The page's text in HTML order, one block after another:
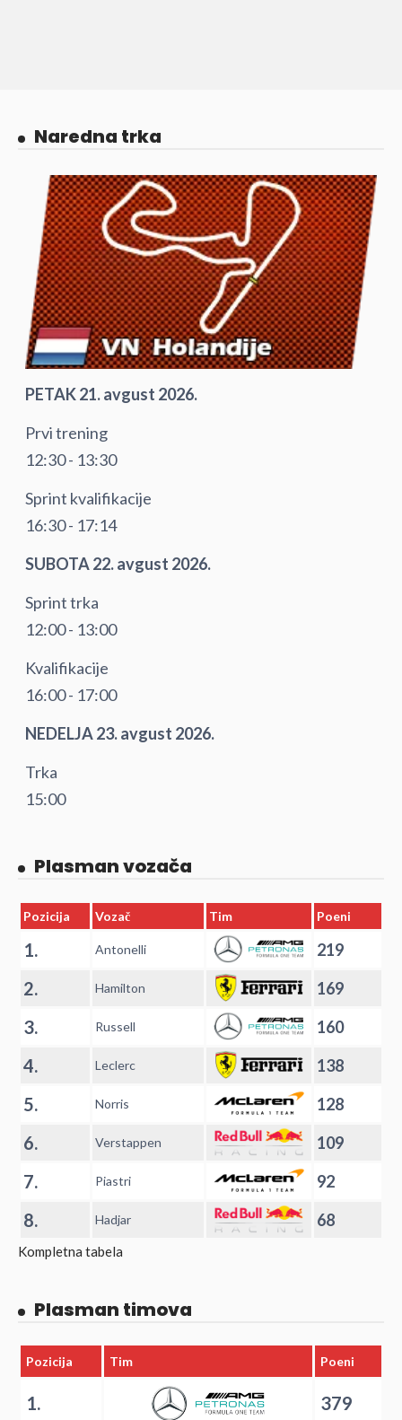
Naredna trka
PETAK 21. avgust 2026.
Prvi trening
12:30 - 13:30
Sprint kvalifikacije
16:30 - 17:14
SUBOTA 22. avgust 2026.
Sprint trka
12:00 - 13:00
Kvalifikacije
16:00 - 17:00
NEDELJA 23. avgust 2026.
Trka
15:00
Plasman vozača
Pozicija Vozač Tim Poeni
1. Antonelli 219
2. Hamilton 169
3. Russell 160
4. Leclerc 138
5. Norris 128
6. Verstappen 109
7. Piastri 92
8. Hadjar 68
Kompletna tabela
Plasman timova
Pozicija Tim Poeni
1. 379